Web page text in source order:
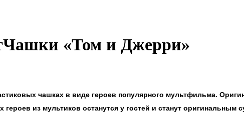
«Том и Джерри»
чашках в виде героев популярного мультфильма.
из мультиков останутся у гостей и станут